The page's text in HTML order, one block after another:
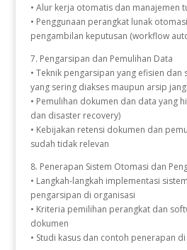
• Alur kerja otomatis dan manajemen
• Penggunaan perangkat lunak
pengambilan keputusan (workflow
7. Pengarsipan dan Pemulihan Data
• Teknik pengarsipan yang efisien dan
yang sering diakses maupun arsip
• Pemulihan dokumen dan data yang
dan disaster recovery)
• Kebijakan retensi dokumen dan
sudah tidak relevan
8. Penerapan Sistem Otomasi dan
• Langkah-langkah implementasi
pengarsipan di organisasi
• Kriteria pemilihan perangkat dan
dokumen
• Studi kasus dan contoh penerapan